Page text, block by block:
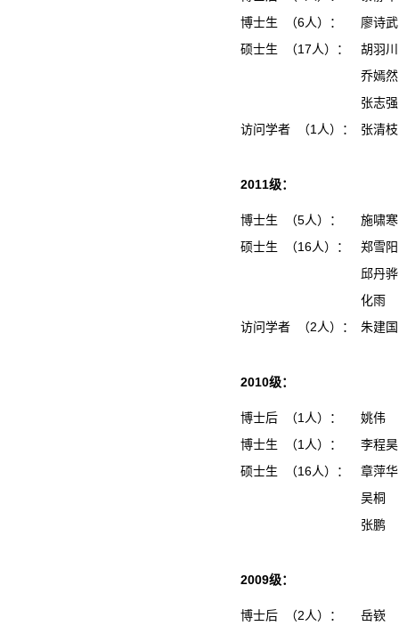
博士生 （6人）：
廖诗
硕士生 （17人）：
胡羽
乔嫣
张志
访问学者 （1人）：
张清
2011级：
博士生 （5人）：
施啸
硕士生 （16人）：
郑雪
邱丹
化雨
访问学者 （2人）：
朱建
2010级：
博士后 （1人）：
姚伟
博士生 （1人）：
李程
硕士生 （16人）：
章萍
吴桐
张鹏
2009级：
博士后 （2人）：
岳嵚